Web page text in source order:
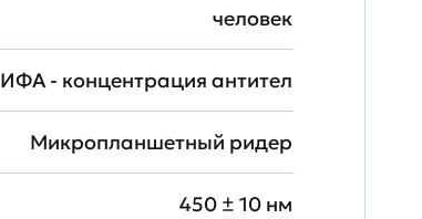
человек
ИФА - концентрация антител
Микропланшетный ридер
450 ± 10 нм